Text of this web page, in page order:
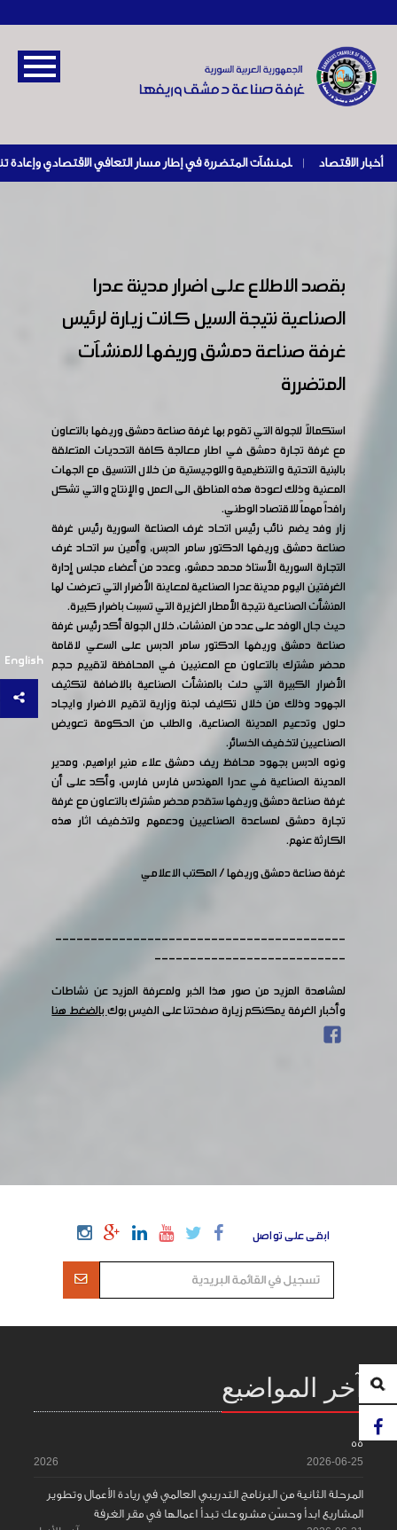
أخبار الاقتصاد |
English
بقصد الاطلاع على اضرار مدينة عدرا
الصناعية نتيجة السيل كانت زيارة لرئيس
غرفة صناعة دمشق وريفها للمنشآت
المتضررة
استكمالاً للجولة التي تقوم بها غرفة صناعة دمشق وريفها بالتعاون
مع غرفة تجارة دمشق في اطار معالجة كافة التحديات المتعلقة
بالبنية التحتية والتنظيمية واللوجيستية من خلال التنسيق مع الجهات
المعنية وذلك لعودة هذه المناطق الى العمل والإنتاج والتي تشكل
رافداً مهماً للاقتصاد الوطني.
زار وفد يضم نائب رئيس اتحاد غرف الصناعة السورية رئيس غرفة
صناعة دمشق وريفها الدكتور سامر الدبس، وأمين سر اتحاد غرف
التجارة السورية الأستاذ محمد حمشو، وعدد من أعضاء مجلس إدارة
الغرفتين اليوم مدينة عدرا الصناعية لمعاينة الأضرار التي تعرضت لها
المنشأت الصناعية نتيجة الأمطار الغزيرة التي تسببت باضرار كبيرة.
حيث جال الوفد على عدد من المنشات، خلال الجولة أكد رئيس غرفة
صناعة دمشق وريفها الدكتور سامر الدبس على السعي لاقامة
محضر مشترك بالتعاون مع المعنيين في المحافظة لتقييم حجم
الأضرار الكبيرة التي حلت بالمنشأت الصناعية بالاضافة لتكثيف
الجهود وذلك من خلال تكليف لجنة وزارية لتقيم الاضرار وايجاد
حلول وتدعيم المدينة الصناعية، والطلب من الحكومة تعويض
الصناعيين لتخفيف الخسائر.
ونوه الدبس بجهود محافظ ريف دمشق علاء منير ابراهيم، ومدير
المدينة الصناعية في عدرا المهندس فارس فارس، وأكد على أن
غرفة صناعة دمشق وريفها ستقدم محضر مشترك بالتعاون مع غرفة
تجارة دمشق لمساعدة الصناعيين ودعمهم ولتخفيف اثار هذه
الكارثة عنهم.
غرفة صناعة دمشق وريفها / المكتب اﻻعلامي
-----------------------------------------
---------------------------
لمشاهدة المزيد من صور هذا الخبر ولمعرفة المزيد عن نشاطات
وأخبار الغرفة يمكنكم زيارة صفحتنا على الفيس بوكبالضغط هنا
ابقى على تواصل
آخر المواضيع
55
2026-06-25
2026
المرحلة الثانية من البرنامج التدريبي العالمي في ريادة الأعمال وتطوير
المشاريع ابدأ وحسّن مشروعك تبدأ اعمالها في مقر الغرفة